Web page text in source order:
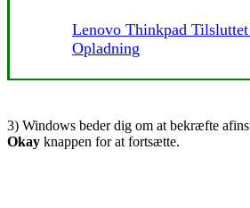
Lenovo Thinkpad
Opladning
3) Windows beder dig om at bekræfte
Okay knappen for at fortsætte.